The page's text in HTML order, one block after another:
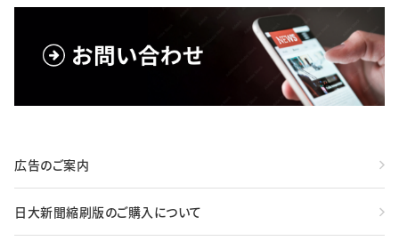
広告のご案内
日大新聞縮刷版のご購入について